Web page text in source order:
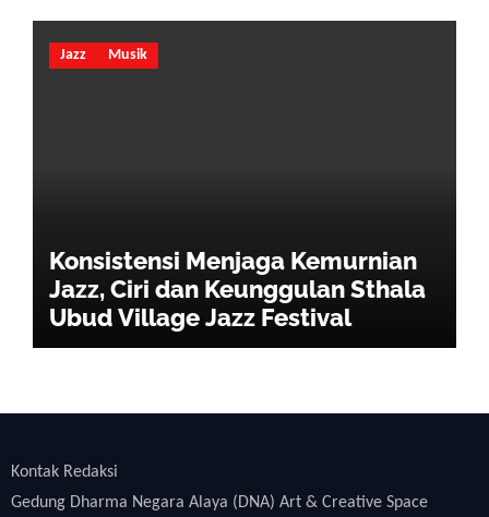
Jazz Musik
Konsistensi Menjaga Kemurnian
Jazz, Ciri dan Keunggulan Sthala
Ubud Village Jazz Festival
Kontak Redaksi
Gedung Dharma Negara Alaya (DNA) Art & Creative Space